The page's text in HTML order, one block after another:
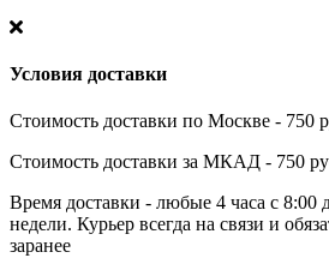
Условия доставки
Стоимость доставки по Москве - 750
Стоимость доставки за МКАД - 750
Время доставки - любые 4 часа с 8:00
недели. Курьер всегда на связи и
заранее